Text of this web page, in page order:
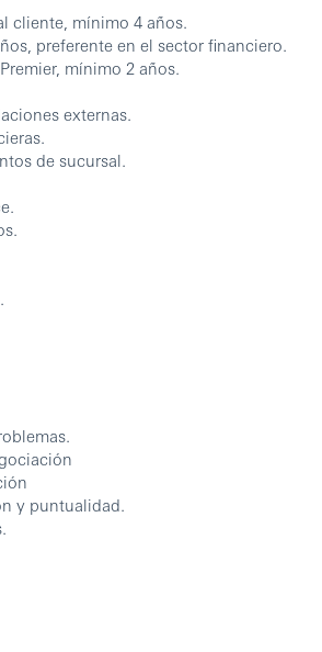
cliente, mínimo 4 años.
preferente en el sector financiero.
mínimo 2 años.
externas.
de sucursal.
y puntualidad.